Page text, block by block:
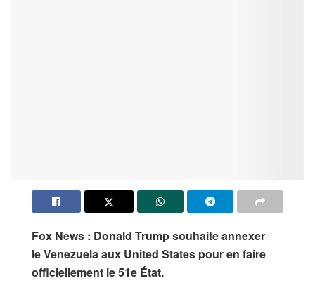
Fox News : Donald Trumpsouhaite annexer
leVenezuelaaux United States pour en faire
officiellement le 51e État.